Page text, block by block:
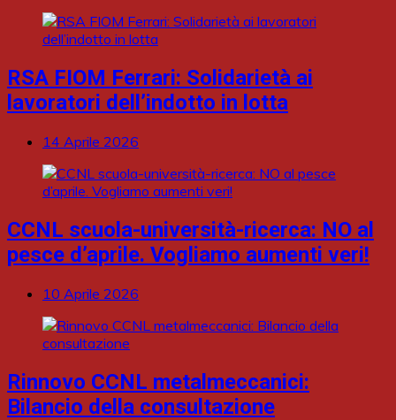
RSA FIOM Ferrari: Solidarietà ai
lavoratori dell’indotto in lotta
14 Aprile 2026
CCNL scuola-università-ricerca: NO al
pesce d’aprile. Vogliamo aumenti veri!
10 Aprile 2026
Rinnovo CCNL metalmeccanici:
Bilancio della consultazione